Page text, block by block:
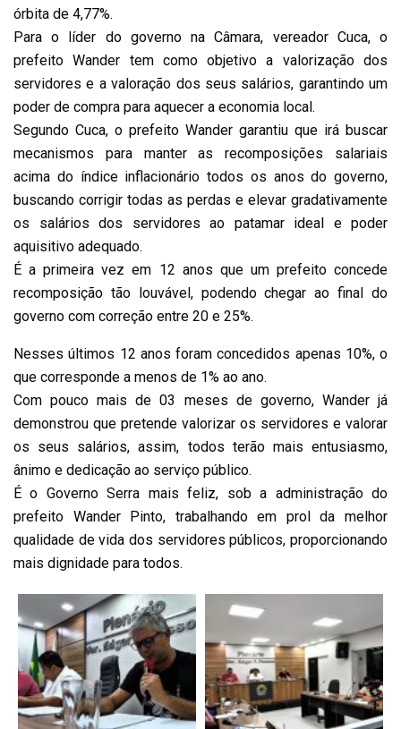
órbita de 4,77%.
Para o líder do governo na Câmara, vereador Cuca, o
prefeito Wander tem como objetivo a valorização dos
servidores e a valoração dos seus salários, garantindo um
poder de compra para aquecer a economia local.
Segundo Cuca, o prefeito Wander garantiu que irá buscar
mecanismos para manter as recomposições salariais
acima do índice inflacionário todos os anos do governo,
buscando corrigir todas as perdas e elevar gradativamente
os salários dos servidores ao patamar ideal e poder
aquisitivo adequado.
É a primeira vez em 12 anos que um prefeito concede
recomposição tão louvável, podendo chegar ao final do
governo com correção entre 20 e 25%.
Nesses últimos 12 anos foram concedidos apenas 10%, o
que corresponde a menos de 1% ao ano.
Com pouco mais de 03 meses de governo, Wander já
demonstrou que pretende valorizar os servidores e valorar
os seus salários, assim, todos terão mais entusiasmo,
ânimo e dedicação ao serviço público.
É o Governo Serra mais feliz, sob a administração do
prefeito Wander Pinto, trabalhando em prol da melhor
qualidade de vida dos servidores públicos, proporcionando
mais dignidade para todos.